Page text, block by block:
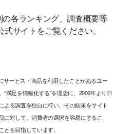
各ランキング、調査概要等
サイトをご覧ください。
サービス・商品を利用したことがあるユー
満足を情報化する”を理念に、2006年より日
る調査を独自に行い、その結果をサイト
に対して、消費者の選択を容易にするこ
を目指しています。